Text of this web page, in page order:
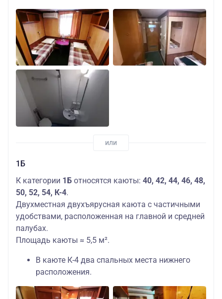
1Б
К категории 1Б относятся каюты: 40, 42, 44, 46, 48,
50, 52, 54, К-4.
Двухместная двухъярусная каюта с частичными
удобствами, расположенная на главной и средней
палубах.
Площадь каюты ≈ 5,5 м².
В каюте К-4 два спальных места нижнего
расположения.